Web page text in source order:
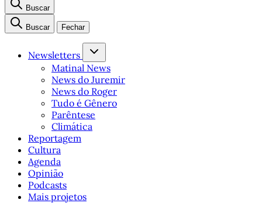
Buscar
Buscar Fechar
Newsletters
Matinal News
News do Juremir
News do Roger
Tudo é Gênero
Parêntese
Climática
Reportagem
Cultura
Agenda
Opinião
Podcasts
Mais projetos